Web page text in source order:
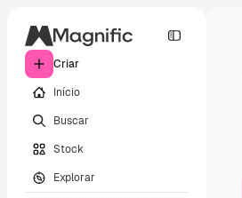
Criar
Início
Buscar
Stock
Explorar